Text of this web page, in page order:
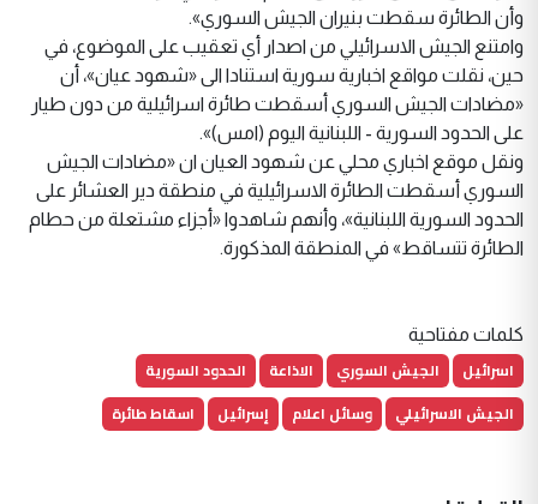
وأن الطائرة سقطت بنيران الجيش السوري».
وامتنع الجيش الاسرائيلي من اصدار أي تعقيب على الموضوع، في
حين، نقلت مواقع اخبارية سورية استنادا الى «شهود عيان»، أن
«مضادات الجيش السوري أسقطت طائرة اسرائيلية من دون طيار
على الحدود السورية - اللبنانية اليوم (امس)».
ونقل موقع اخباري محلي عن شهود العيان ان «مضادات الجيش
السوري أسقطت الطائرة الاسرائيلية في منطقة دير العشائر على
الحدود السورية اللبنانية»، وأنهم شاهدوا «أجزاء مشتعلة من حطام
الطائرة تتساقط» في المنطقة المذكورة.
كلمات مفتاحية
اسرائيل الجيش السوري الاذاعة
الحدود السورية
الجيش الاسرائيلي
وسائل اعلام إسرائيل اسقاط طائرة